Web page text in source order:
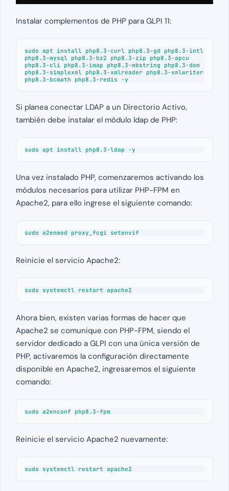
Instalar complementos de PHP para GLPI 11:
sudo apt install php8.3-curl php8.3-gd php8.3-intl
php8.3-mysql php8.3-bz2 php8.3-zip php8.3-apcu
php8.3-cli php8.3-imap php8.3-mbstring php8.3-dom
php8.3-simplexml php8.3-xmlreader php8.3-xmlwriter
php8.3-bcmath php8.3-redis -y
Si planea conectar LDAP a un Directorio Activo,
también debe instalar el módulo ldap de PHP:
sudo apt install php8.3-ldap -y
Una vez instalado PHP, comenzaremos activando los
módulos necesarios para utilizar PHP-FPM en
Apache2, para ello ingrese el siguiente comando:
sudo a2enmod proxy_fcgi setenvif
Reinicie el servicio Apache2:
sudo systemctl restart apache2
Ahora bien, existen varias formas de hacer que
Apache2 se comunique con PHP-FPM, siendo el
servidor dedicado a GLPI con una única versión de
PHP, activaremos la configuración directamente
disponible en Apache2, ingresaremos el siguiente
comando:
sudo a2enconf php8.3-fpm
Reinicie el servicio Apache2 nuevamente:
sudo systemctl restart apache2